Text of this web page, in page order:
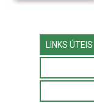
LINKS ÚTEIS